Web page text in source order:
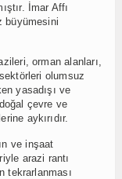
İmar Affı
büyümesini
orman alanları,
olumsuz
yasadışı ve
çevre ve
aykırıdır.
ve inşaat
arazi rantı
tekrarlanması